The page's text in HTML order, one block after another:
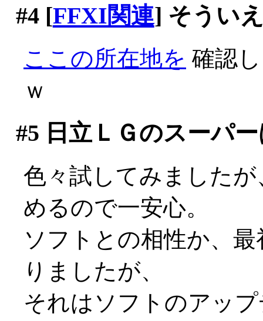
#4[FFXI関連] そうい
ここの所在地を 確認
ｗ
#5 日立ＬＧのスーパ
色々試してみました
めるので一安心。
ソフトとの相性か、
りましたが、
それはソフトのアッ